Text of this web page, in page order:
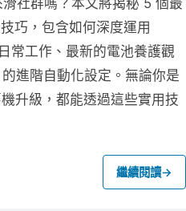
巧，包含如何深度運用
常工作、最新的電池養護觀
進階自動化設定。無論你是
升級，都能透過這些實用技
繼續閱讀→